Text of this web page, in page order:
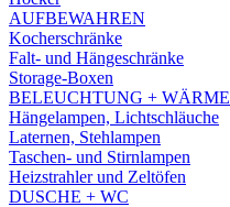
AUFBEWAHREN
Kocherschränke
Falt- und Hängeschränke
Storage-Boxen
BELEUCHTUNG + WÄRME
Hängelampen, Lichtschläuche
Laternen, Stehlampen
Taschen- und Stirnlampen
Heizstrahler und Zeltöfen
DUSCHE + WC